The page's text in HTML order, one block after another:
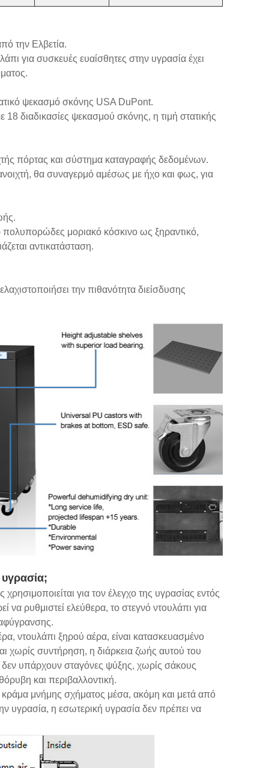
την Ελβετία.
για συσκευές ευαίσθητες στην υγρασία έχει
ψεκασμό σκόνης USA DuPont.
18 διαδικασίες ψεκασμού σκόνης, η τιμή στατικής
πόρτας και σύστημα καταγραφής δεδομένων.
θα συναγερμό αμέσως με ήχο και φως, για
πολυπορώδες μοριακό κόσκινο ως ξηραντικό,
αντικατάσταση.
την πιθανότητα διείσδυσης
υγρασία;
για τον έλεγχο της υγρασίας εντός
ρυθμιστεί ελεύθερα, το στεγνό ντουλάπι για
ντουλάπι ξηρού αέρα, είναι κατασκευασμένο
χωρίς συντήρηση, η διάρκεια ζωής αυτού του
δεν υπάρχουν σταγόνες ψύξης, χωρίς σάκους
και περιβαλλοντική.
κράμα μνήμης σχήματος μέσα, ακόμη και μετά από
υγρασία, η εσωτερική υγρασία δεν πρέπει να